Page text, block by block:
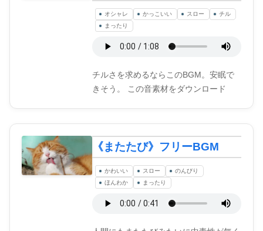
オシャレ かっこいい スロー
チル
まったり
チルさを求めるならこのBGM。安眠で
きそう。 この音素材をダウンロード
《またたび》フリーBGM
かわいい スロー
のんびり
ほんわか
まったり